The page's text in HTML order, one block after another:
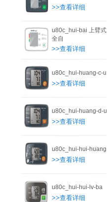
>>查看详细
u80c_hui-bai 上臂式
全自
>>查看详细
u80c_hui-huang-c-u
>>查看详细
u80c_hui-huang-d-u
>>查看详细
u80c_hui-hui-huang
>>查看详细
u80c_hui-hui-lv-ba
>>查看详细